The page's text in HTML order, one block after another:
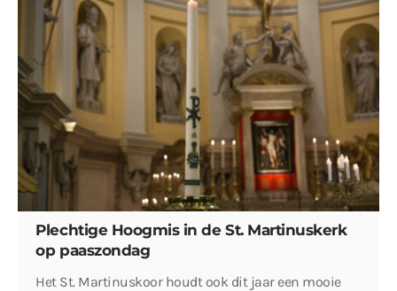
Plechtige Hoogmis in de St. Martinuskerk
op paaszondag
Het St. Martinuskoor houdt ook dit jaar een mooie